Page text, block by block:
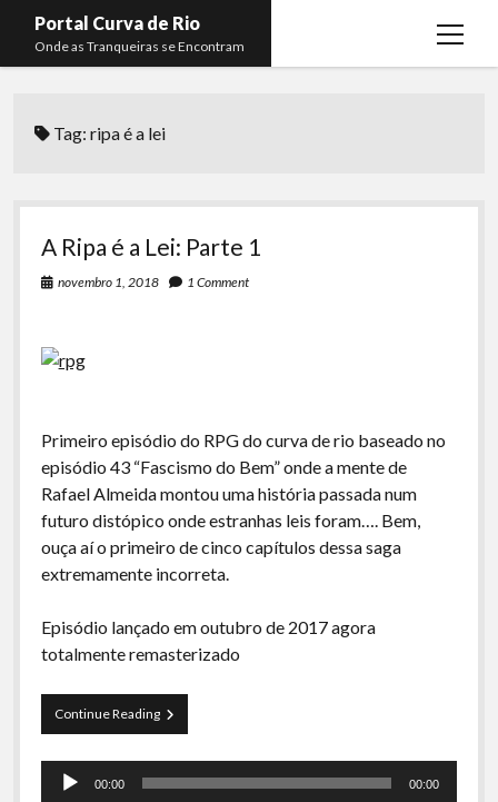
Portal Curva de Rio
Onde as Tranqueiras se Encontram
open
menu
Curva de Rio
Komos
Papo Tranqueira
A Ripa É a Lei
Especiais
Preliminares
Membros
Tag:ripa é a lei
A Ripa é a Lei: Parte 1
novembro 1, 2018 1 Comment
Primeiro episódio do RPG do curva de rio baseado no
episódio 43 “Fascismo do Bem” onde a mente de
Rafael Almeida montou uma história passada num
futuro distópico onde estranhas leis foram…. Bem,
ouça aí o primeiro de cinco capítulos dessa saga
extremamente incorreta.
Episódio lançado em outubro de 2017 agora
totalmente remasterizado
Continue ReadingA
Ripa
Lei:
Tocador
00:00 00:00